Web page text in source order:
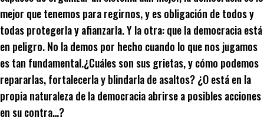
mejor que tenemos para regirnos, y es obligación de todos y
todas protegerla y afianzarla. Y la otra: que la democracia está
en peligro. No la demos por hecho cuando lo que nos jugamos
es tan fundamental.¿Cuáles son sus grietas, y cómo podemos
repararlas, fortalecerla y blindarla de asaltos? ¿O está en la
propia naturaleza de la democracia abrirse a posibles acciones
en su contra…?